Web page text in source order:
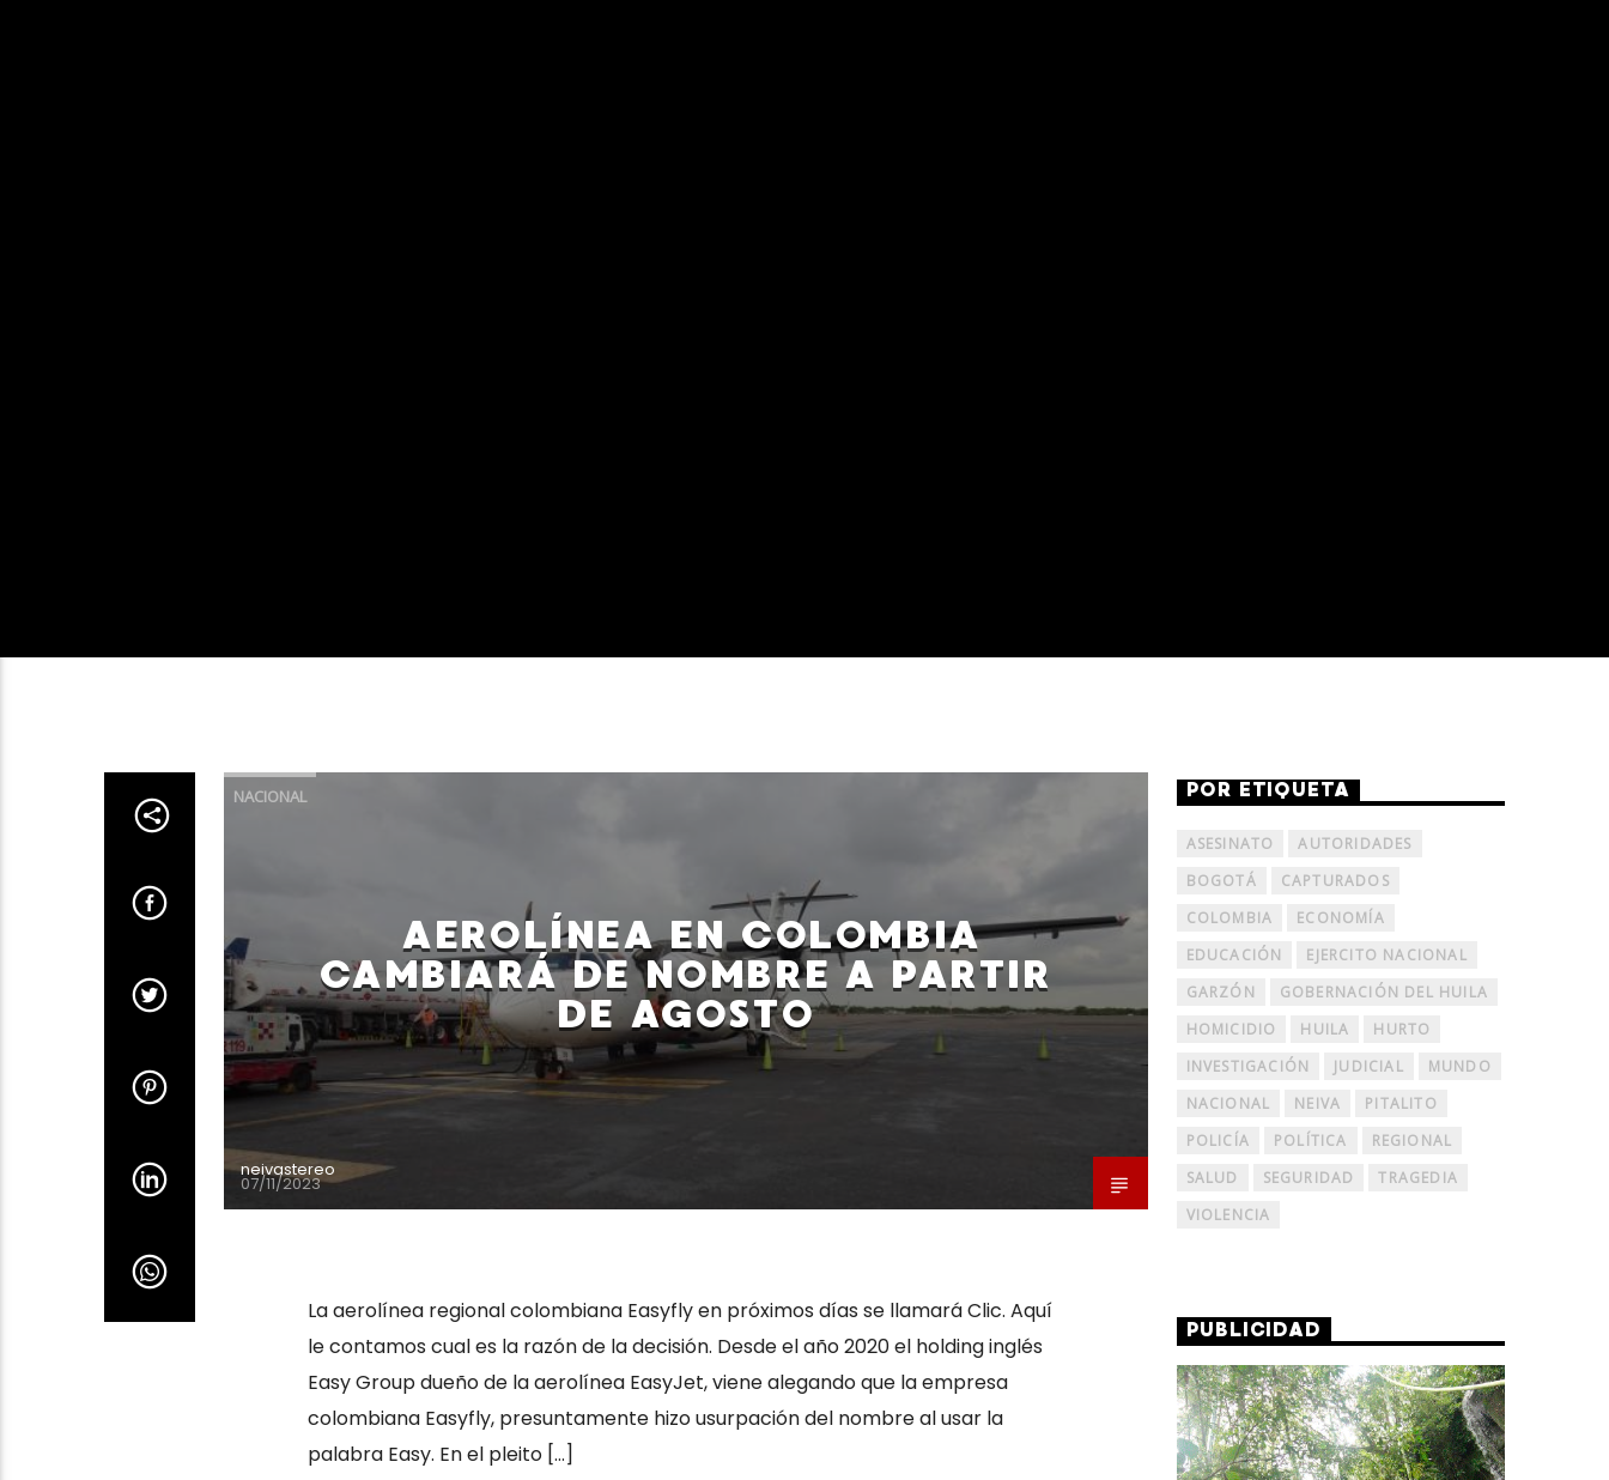
NACIONAL
AEROLÍNEA EN COLOMBIA
CAMBIARÁ DE NOMBRE A PARTIR
DE AGOSTO
neivastereo
07/11/2023
La aerolínea regional colombiana Easyfly en próximos días se llamará Clic. Aquí
le contamos cual es la razón de la decisión. Desde el año 2020 el holding inglés
Easy Group dueño de la aerolínea EasyJet, viene alegando que la empresa
colombiana Easyfly, presuntamente hizo usurpación del nombre al usar la
palabra Easy. En el pleito […]
POR ETIQUETA
ASESINATO
AUTORIDADES
BOGOTÁ
CAPTURADOS
COLOMBIA
ECONOMÍA
EDUCACIÓN
EJERCITO NACIONAL
GARZÓN
GOBERNACIÓN DEL HUILA
HOMICIDIO
HUILA
HURTO
INVESTIGACIÓN
JUDICIAL
MUNDO
NACIONAL
NEIVA
PITALITO
POLICÍA
POLÍTICA
REGIONAL
SALUD
SEGURIDAD
TRAGEDIA
VIOLENCIA
PUBLICIDAD